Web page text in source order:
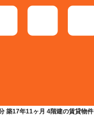
築17年11ヶ月 4階建の賃貸物件